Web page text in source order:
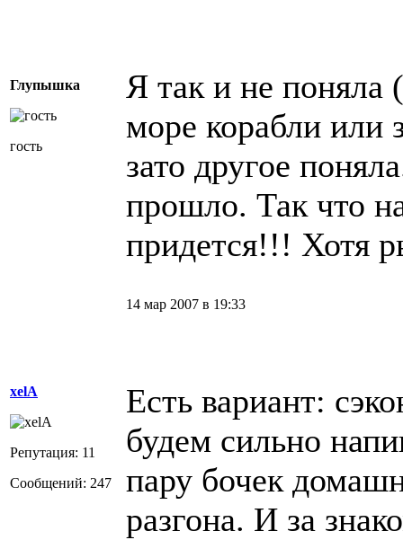
Глупышка
гость
Я так и не поняла
море корабли или
зато другое
прошло. Так что
придется!!! Хотя
xelA
Репутация: 11
Сообщений: 247
14 мар 2007 в 19:33
Есть вариант:
будем сильно
пару бочек
разгона. И за